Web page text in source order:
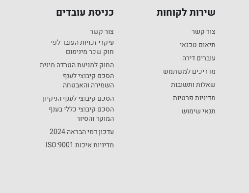
שירות לקוחות
צור קשר
תיאום טכנאי
עוברים דירה
מדריכים למשתמש
שאלות ותשובות
מדיניות פרטיות
תנאי שימוש
כניסת עובדים
צור קשר
עיקרי זכויות העובד לפי
חוק שכר מינימום
החוק למניעת הטרדה מינית
הסכם קיבוצי לענף
השמירה והאבטחה
הסכם קיבוצי לענף הניקיון
הסכם קיבוצי כללי בענף
המוקד והסיור
עדכון דמי הבראה 2024
מדיניות איכות ISO:9001